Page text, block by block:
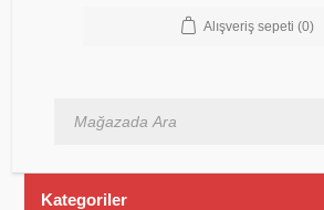
Alışveriş sepeti (0)
Kategoriler